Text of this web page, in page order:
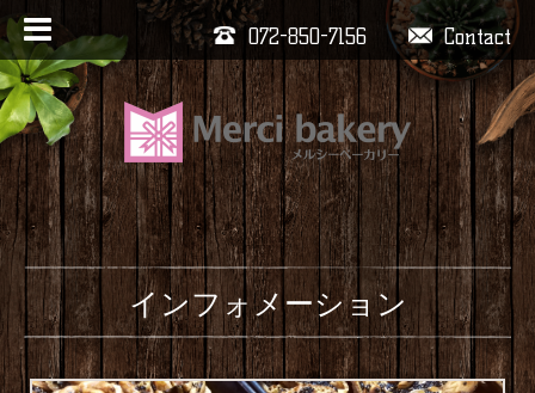
Contact
072-850-7156
インフォメーション